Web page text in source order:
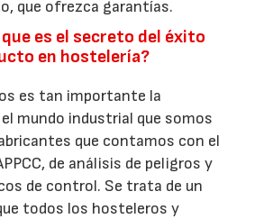
que ofrezca garantías.
es el secreto del éxito
en hostelería?
es tan importante la
mundo industrial que somos
que contamos con el
de análisis de peligros y
de control. Se trata de un
todos los hosteleros y